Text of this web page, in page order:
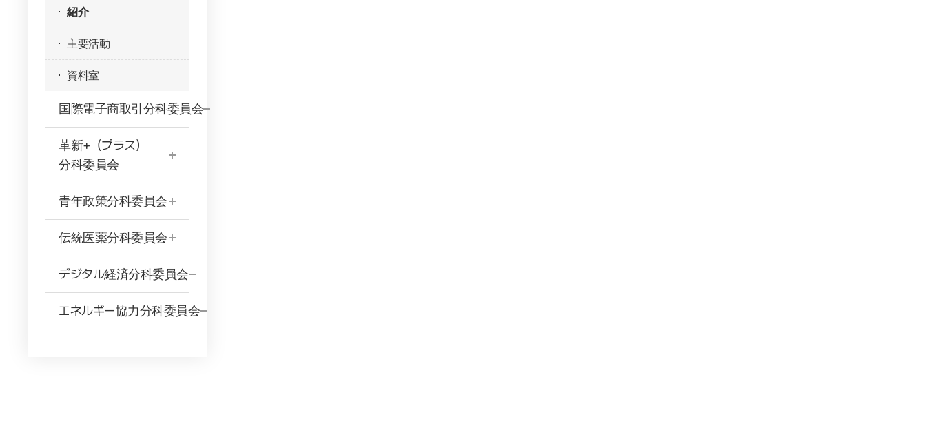
紹介
主要活動
資料室
国際電子商取引分科委員会
革新+（プラス）
分科委員会
青年政策分科委員会
伝統医薬分科委員会
デジタル経済分科委員会
エネルギー協力分科委員会